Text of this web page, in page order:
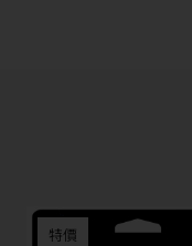
特價